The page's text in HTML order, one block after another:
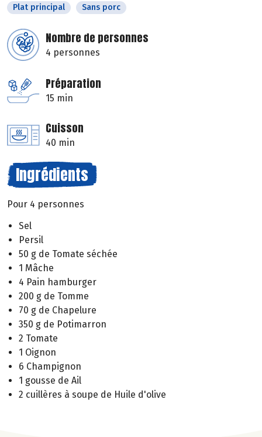
Plat principal Sans porc
Nombre de personnes
4 personnes
Préparation
15 min
Cuisson
40 min
Ingrédients
Pour 4 personnes
Sel
Persil
50 g de Tomate séchée
1 Mâche
4 Pain hamburger
200 g de Tomme
70 g de Chapelure
350 g de Potimarron
2 Tomate
1 Oignon
6 Champignon
1 gousse de Ail
2 cuillères à soupe de Huile d'olive